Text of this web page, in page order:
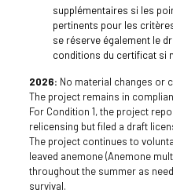
supplémentaires si les
pertinents pour les
se réserve également le
conditions du certificat si
2026: No material changes or
The project remains in
For Condition 1, the project
relicensing but filed a draft
The project continues to
leaved anemone (Anemone
throughout the summer as
survival.